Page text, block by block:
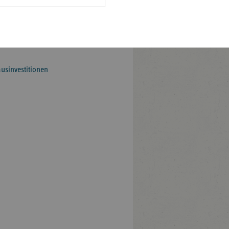
werden sollen.
in Mecklenburg-